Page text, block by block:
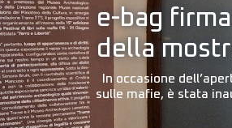
e-bag
della
In occasione
sulle mafie, è stata